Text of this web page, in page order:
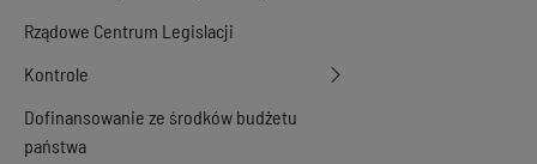
Rządowe Centrum Legislacji
Kontrole
Dofinansowanie ze środków budżetu
państwa